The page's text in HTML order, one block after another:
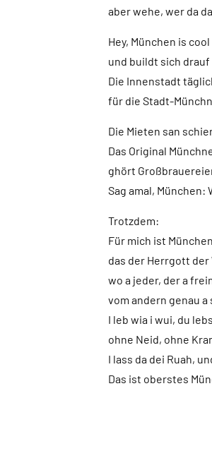
aber wehe, wer da
Hey, München is
und buildt sich
Die Innenstadt
für die Stadt-
Die Mieten san
Das Original
ghört
Sag amal, München:
Trotzdem:
Für mich ist
das der Herrgott
wo a jeder, der a
vom andern genau a
I leb wia i wui, du
ohne Neid, ohne
I lass da dei Ruah,
Das ist oberstes